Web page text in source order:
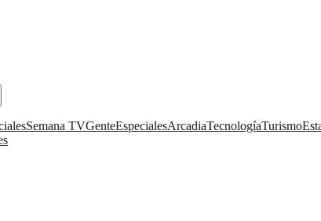
Semana TVGenteEspecialesArcadiaTecnologíaTurismo